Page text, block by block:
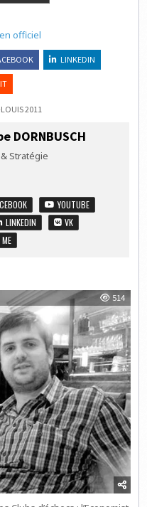
officiel
LINKEDIN
2011
DORNBUSCH
Stratégie
YOUTUBE
LINKEDIN
VK
514